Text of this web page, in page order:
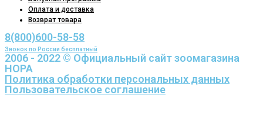
Оплата и доставка
Возврат товара
8(800)600-58-58
Звонок по России бесплатный
2006 - 2022 © Официальный сайт зоомагазина
НОРА
Политика обработки персональных данных
Пользовательское соглашение